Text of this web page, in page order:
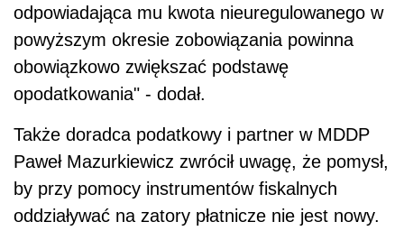
odpowiadająca mu kwota nieuregulowanego w
powyższym okresie zobowiązania powinna
obowiązkowo zwiększać podstawę
opodatkowania" - dodał.
Także doradca podatkowy i partner w MDDP
Paweł Mazurkiewicz zwrócił uwagę, że pomysł,
by przy pomocy instrumentów fiskalnych
oddziaływać na zatory płatnicze nie jest nowy.